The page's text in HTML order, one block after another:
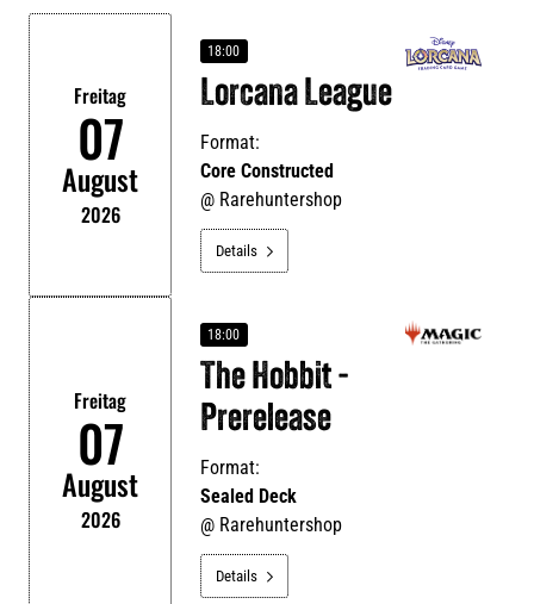
Freitag
07
August
2026
18:00
Lorcana League
Format:
Core Constructed
@ Rarehuntershop
Details 
Freitag
07
August
2026
18:00
The Hobbit -
Prerelease
Format:
Sealed Deck
@ Rarehuntershop
Details 